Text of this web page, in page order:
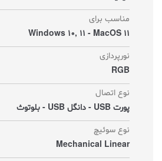
مناسب برای
Windows 10, 11 - MacOS 11
نورپردازی
RGB
نوع اتصال
پورت USB - دانگل USB - بلوتوث
نوع سوئیچ
Mechanical Linear